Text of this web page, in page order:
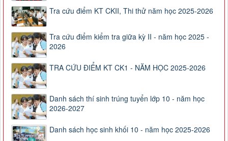
Tra cứu điểm KT CKII, Thi thử năm học 2025-2026
Tra cứu điểm kiểm tra giữa kỳ II - năm học 2025 -
2026
TRA CỨU ĐIỂM KT CK1 - NĂM HỌC 2025-2026
Danh sách thí sinh trúng tuyển lớp 10 - năm học
2026-2027
Danh sách học sinh khối 10 - năm học 2025-2026